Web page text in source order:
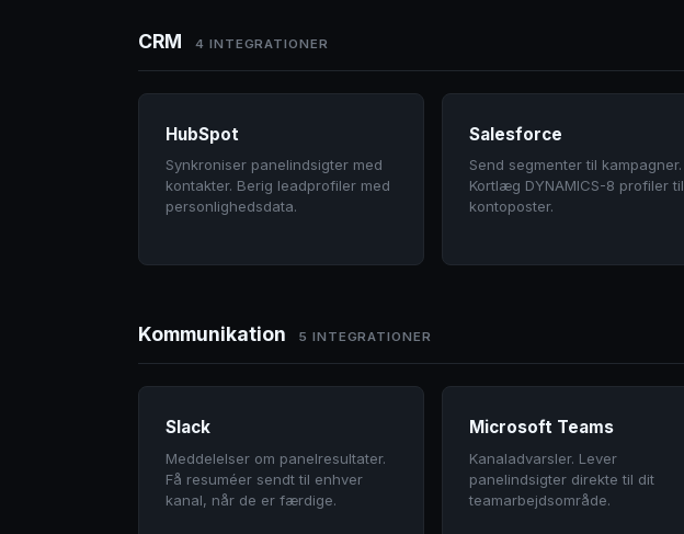
CRM 4 INTEGRATIONER
HubSpot
Synkroniser panelindsigter med
kontakter. Berig leadprofiler med
personlighedsdata.
Salesforce
Send segmenter til kampagner.
Kortlæg DYNAMICS-8 profiler til
kontoposter.
Kommunikation 5 INTEGRATIONER
Slack
Meddelelser om panelresultater.
Få resuméer sendt til enhver
kanal, når de er færdige.
Microsoft Teams
Kanaladvarsler. Lever
panelindsigter direkte til dit
teamarbejdsområde.